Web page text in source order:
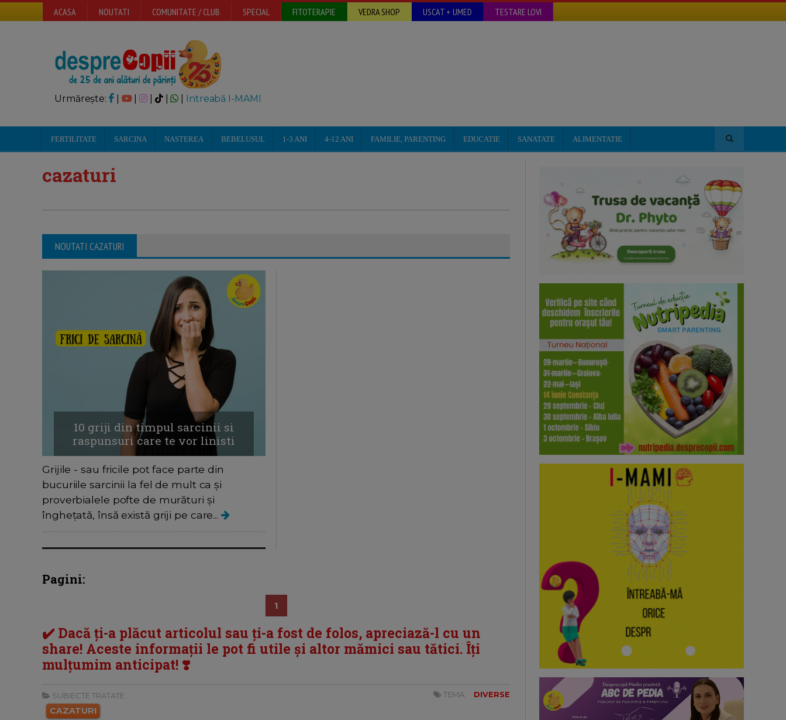
ACASA NOUTATI COMUNITATE / CLUB SPECIAL FITOTERAPIE VEDRA SHOP USCAT + UMED TESTARE LOVI
Urmărește: | | Intreabă I-MAMI
FERTILITATE SARCINA NASTEREA BEBELUSUL 1-3 ANI 4-12 ANI FAMILIE, PARENTING EDUCATIE SANATATE ALIMENTATIE
cazaturi
NOUTATI CAZATURI
10 griji din timpul sarcinii si
raspunsuri care te vor linisti
Grijile - sau fricile pot face parte din
bucuriile sarcinii la fel de mult ca și
proverbialele pofte de murături și
înghețată, însă există griji pe care...
Pagini:
1
✔️ Dacă ți-a plăcut articolul sau ți-a fost de folos, apreciază-l cu un
share! Aceste informații le pot fi utile și altor mămici sau tătici. Îți
mulțumim anticipat! ❣️
SUBIECTE TRATATE:
CAZATURI
TEMA: DIVERSE